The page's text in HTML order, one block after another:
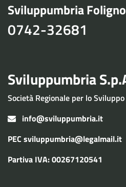
Sviluppumbria Foligno
0742-32681
Sviluppumbria
Società Regionale per lo
info@sviluppumbria.it
PEC sviluppumbria@legalmail.it
Partiva IVA: 00267120541